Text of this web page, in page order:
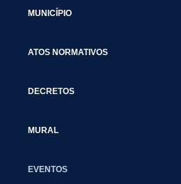
MUNICÍPIO
ATOS NORMATIVOS
DECRETOS
MURAL
EVENTOS